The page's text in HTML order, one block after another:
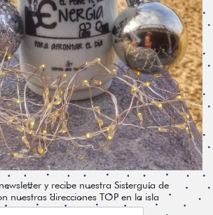
y recibe nuestra Sisterguía de
nuestras direcciones TOP en la isla